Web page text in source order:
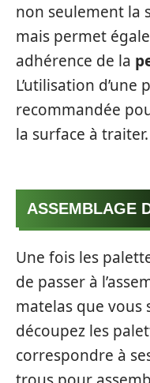
non seulement la
mais permet
adhérence de la
L’utilisation
recommandée
la surface à traiter.
ASSEMBLAGE
Une fois les
de passer à
matelas que vous
découpez les
correspondre à